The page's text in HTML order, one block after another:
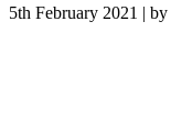
5th February 2021 | by